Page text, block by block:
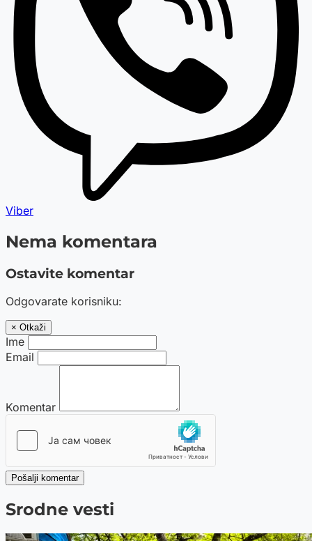
Viber
Nema komentara
Ostavite komentar
Odgovarate korisniku:
× Otkaži
Ime
Email
Komentar
Pošalji komentar
Srodne vesti